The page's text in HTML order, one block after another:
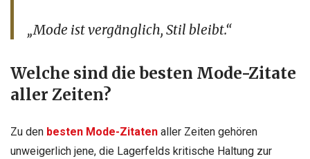
„Mode ist vergänglich, Stil bleibt.“
Welche sind die besten Mode-Zitate
aller Zeiten?
Zu den besten Mode-Zitaten aller Zeiten gehören
unweigerlich jene, die Lagerfelds kritische Haltung zur